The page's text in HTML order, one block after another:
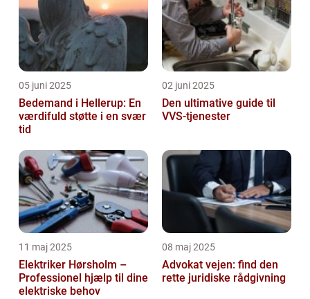
05 juni 2025
Bedemand i Hellerup: En
værdifuld støtte i en svær
tid
02 juni 2025
Den ultimative guide til
VVS-tjenester
11 maj 2025
Elektriker Hørsholm –
Professionel hjælp til dine
elektriske behov
08 maj 2025
Advokat vejen: find den
rette juridiske rådgivning